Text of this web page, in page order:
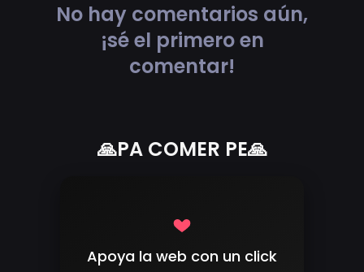
No hay comentarios aún,
¡sé el primero en
comentar!
🙏PA COMER PE🙏
Apoya la web con un click